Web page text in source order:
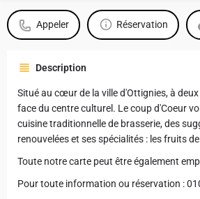
Appeler Réservation
Description
Situé au cœur de la ville d'Ottignies, à
face du centre culturel. Le coup d'Coeur
cuisine traditionnelle de brasserie, des
renouvelées et ses spécialités : les fruits
Toute notre carte peut être également
Pour toute information ou réservation :